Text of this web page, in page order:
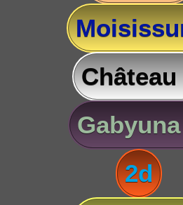
Château
2d